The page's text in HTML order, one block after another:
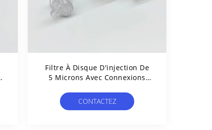
Filtre À Disque D'injection De
5 Microns Avec Connexions
CONTACTEZ